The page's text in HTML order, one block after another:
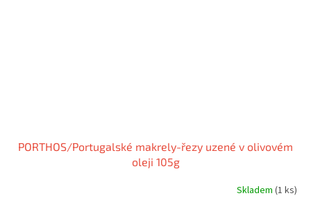
PORTHOS/Portugalské makrely-řezy uzené v olivovém
oleji 105g
Skladem (1 ks)